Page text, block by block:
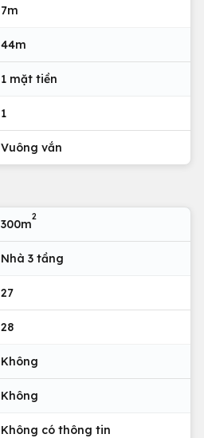
7m
44m
1 mặt tiền
1
Vuông vắn
300m
2
Nhà 3 tầng
27
28
Không
Không
Không có thông tin